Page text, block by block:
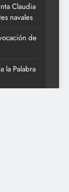
Claudia
navales
de
la Palabra